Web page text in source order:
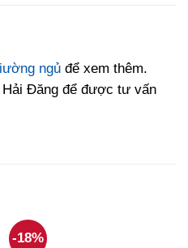
ngủ để xem thêm.
Hải Đăng để được tư vấn
-18%